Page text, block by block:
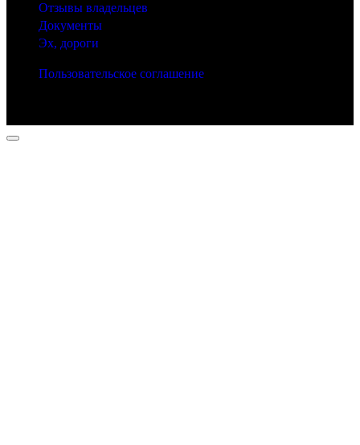
Отзывы владельцев
Документы
Эх, дороги
Пользовательское соглашение